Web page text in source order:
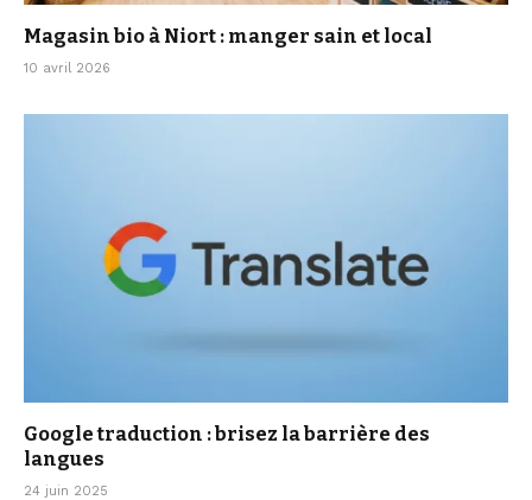
Magasin bio à Niort : manger sain et local
10 avril 2026
Google traduction : brisez la barrière des
langues
24 juin 2025